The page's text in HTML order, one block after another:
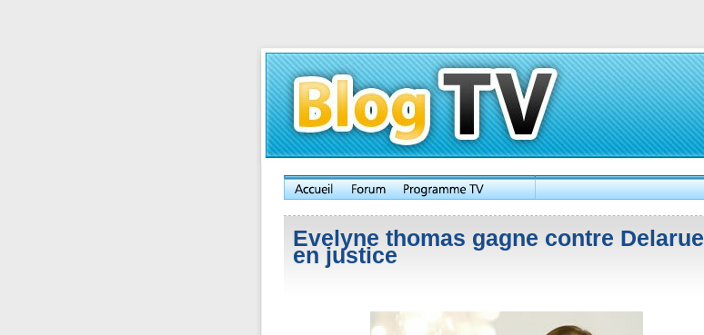
Evelyne thomas gagne contre Delarue
en justice